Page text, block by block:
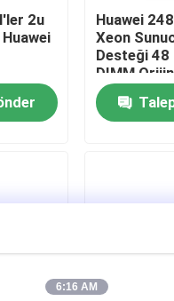
Sunucusu
2u
Huawei
Xeon
Desteği 48
DIMM
6:16 AM